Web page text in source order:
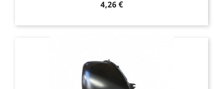
Precio
4,26 €